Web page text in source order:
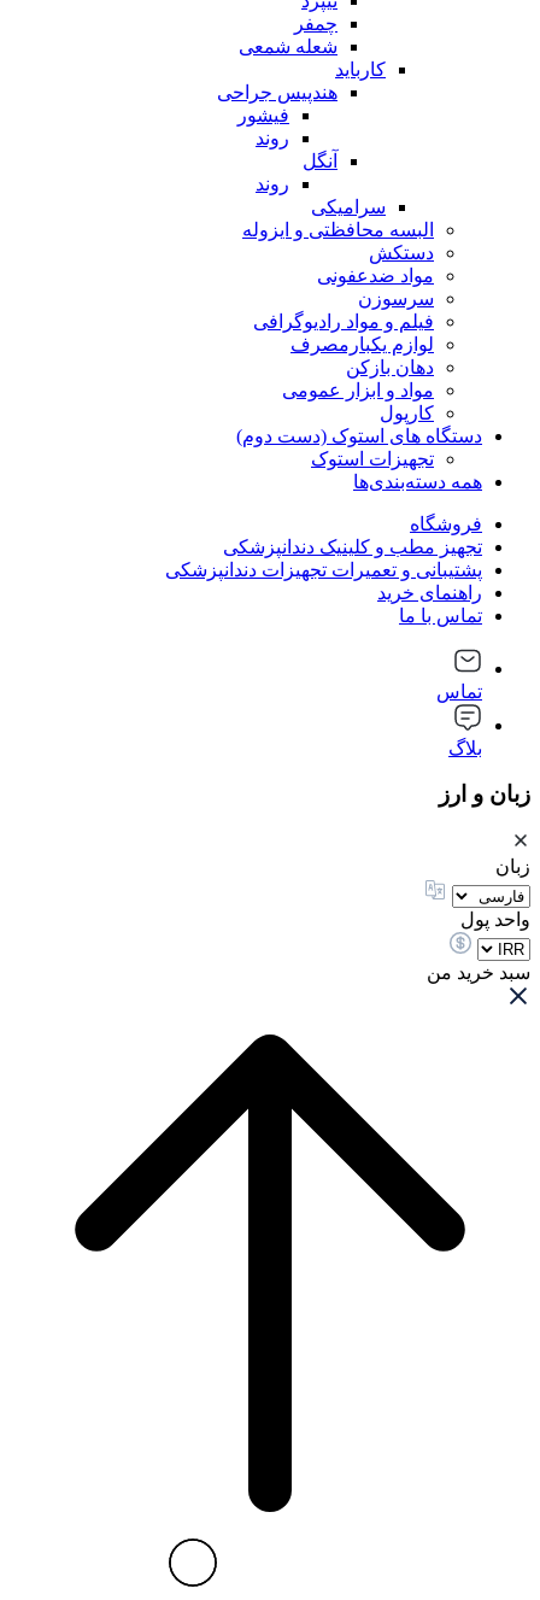
چمفر
شعله شمعی
کارباید
هندپیس جراحی
فیشور
روند
آنگل
روند
سرامیکی
البسه محافظتی و ایزوله
دستکش
مواد ضدعفونی
سرسوزن
فیلم و مواد رادیوگرافی
لوازم یکبارمصرف
دهان بازکن
مواد و ابزار عمومی
کارپول
دستگاه های استوک (دست دوم)
تجهیزات استوک
همه دسته‌بندی‌ها
فروشگاه
تجهیز مطب و کلینیک دندانپزشکی
پشتیبانی و تعمیرات تجهیزات دندانپزشکی
راهنمای خرید
تماس با ما
تماس
بلاگ
زبان و ارز
زبان
واحد پول
سبد خرید من